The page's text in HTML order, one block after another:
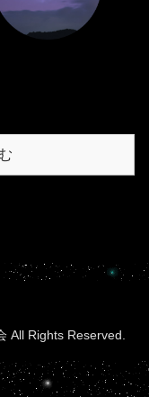
All Rights Reserved.